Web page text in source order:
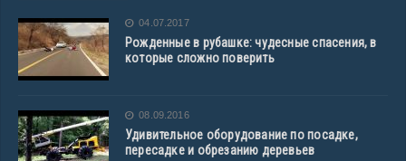
04.07.2017
Рожденные в рубашке: чудесные спасения, в
которые сложно поверить
08.09.2016
Удивительное оборудование по посадке,
пересадке и обрезанию деревьев